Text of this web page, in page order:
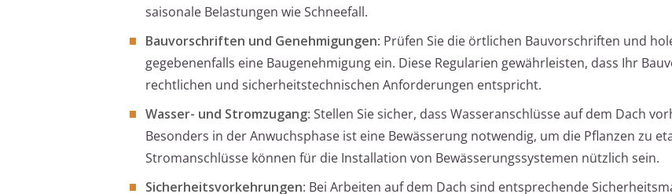
saisonale Belastungen wie Schneefall.
Bauvorschriften und Genehmigungen: Prüfen Sie die örtlichen Bauvorschriften und
gegebenenfalls eine Baugenehmigung ein. Diese Regularien gewährleisten, dass Ihr
rechtlichen und sicherheitstechnischen Anforderungen entspricht.
Wasser- und Stromzugang: Stellen Sie sicher, dass Wasseranschlüsse auf dem Dach
Besonders in der Anwuchsphase ist eine Bewässerung notwendig, um die Pflanzen zu
Stromanschlüsse können für die Installation von Bewässerungssystemen nützlich sein.
Sicherheitsvorkehrungen: Bei Arbeiten auf dem Dach sind entsprechende